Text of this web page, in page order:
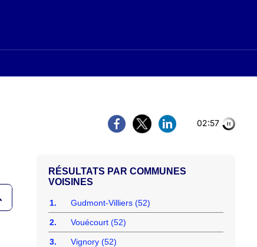
02:56
COMMUNES
VOISINES
1. Gudmont-Villiers (52)
2. Vouécourt (52)
3. Vignory (52)